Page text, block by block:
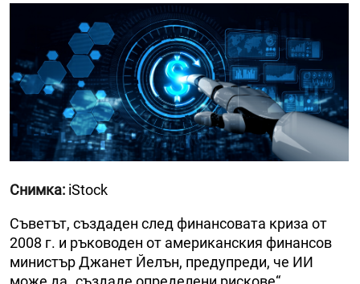
Снимка: iStock
Съветът, създаден след финансовата криза от
2008 г. и ръководен от американския финансов
министър Джанет Йелън, предупреди, че ИИ